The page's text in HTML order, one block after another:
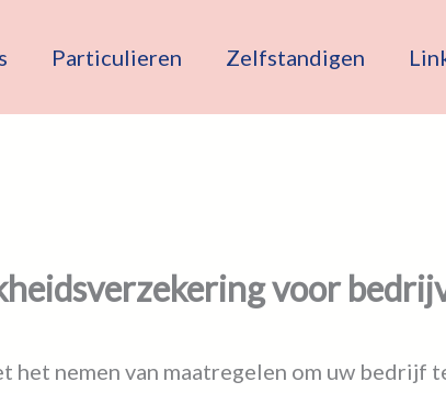
Particulieren Zelfstandigen
voor
nemen van maatregelen om uw bedrijf